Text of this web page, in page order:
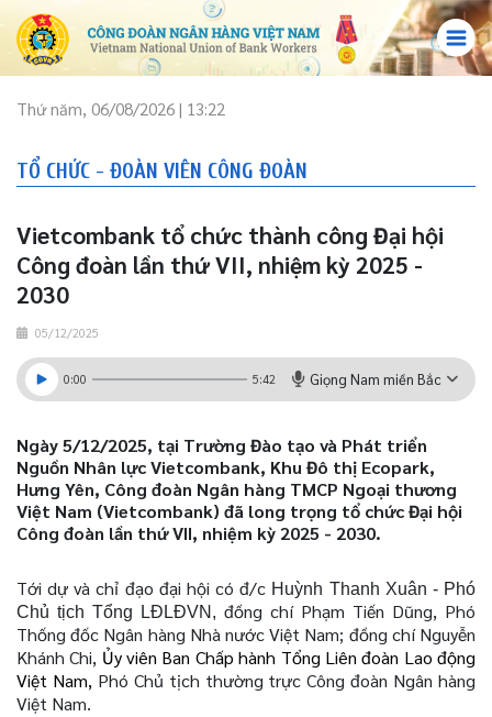
Thứ năm, 06/08/2026 | 13:22
TỔ CHỨC - ĐOÀN VIÊN CÔNG ĐOÀN
Vietcombank tổ chức thành công Đại hội
Công đoàn lần thứ VII, nhiệm kỳ 2025 -
2030
05/12/2025
0:00 5:42 Giọng Nam miền Bắc
Ngày 5/12/2025, tại Trường Đào tạo và Phát triển
Nguồn Nhân lực Vietcombank, Khu Đô thị Ecopark,
Hưng Yên, Công đoàn Ngân hàng TMCP Ngoại thương
Việt Nam (Vietcombank) đã long trọng tổ chức Đại hội
Công đoàn lần thứ VII, nhiệm kỳ 2025 - 2030.
Tới dự và chỉ đạo đại hội có đ/c Huỳnh Thanh Xuân - Phó
Chủ tịch Tổng LĐLĐVN, đồng chí Phạm Tiến Dũng, Phó
Thống đốc Ngân hàng Nhà nước Việt Nam; đồng chí Nguyễn
Khánh Chi, Ủy viên Ban Chấp hành Tổng Liên đoàn Lao động
Việt Nam,Phó Chủ tịch thường trực Công đoàn Ngân hàng
Việt Nam.